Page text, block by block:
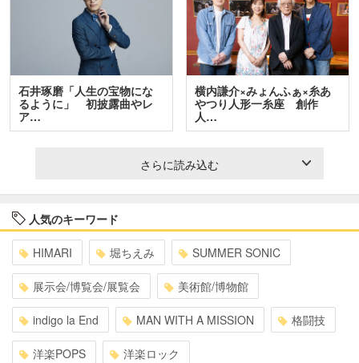
石井琢磨「人生の宝物にな
るように」 初披露曲やレ
ア…
横内謙介×みょんふぁ×糸あ
やつり人形一糸座 創作
人…
さらに読み込む
人気のキーワード
HIMARI 堀ちえみ SUMMER SONIC
展示会/博覧会/展覧会 美術館/博物館
indigo la End MAN WITH A MISSION 格闘技
洋楽POPS 洋楽ロック